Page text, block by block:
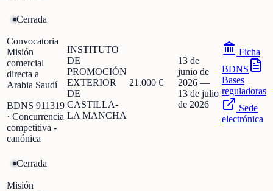
Cerrada
Convocatoria
Misión
comercial
directa a
Arabia Saudí
BDNS 911319
· Concurrencia
competitiva -
canónica
INSTITUTO
DE
PROMOCIÓN
EXTERIOR
DE
CASTILLA-
LA MANCHA
21.000 €
13 de
junio de
2026 —
13 de julio
de 2026
Ficha
BDNS
Bases
reguladoras
Sede
electrónica
Cerrada
Misión